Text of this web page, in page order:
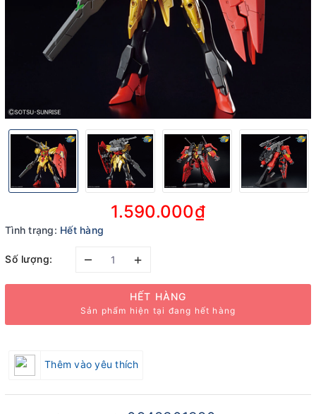
1.590.000₫
Tình trạng: Hết hàng
Số lượng: – +
HẾT HÀNG
Sản phẩm hiện tại đang hết hàng
Thêm vào yêu thích